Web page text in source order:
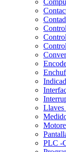
Llaves
PLC -